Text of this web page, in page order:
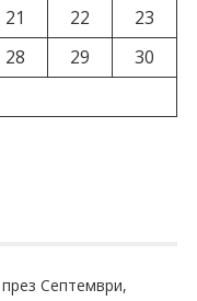
21 22
23
28 29
30
Септември,